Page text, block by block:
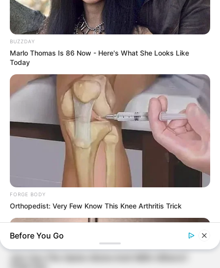
BUZZDAY
Marlo Thomas Is 86 Now - Here's What She Looks Like
Today
FORGE BODY
Orthopedist: Very Few Know This Knee Arthritis Trick
Before You Go